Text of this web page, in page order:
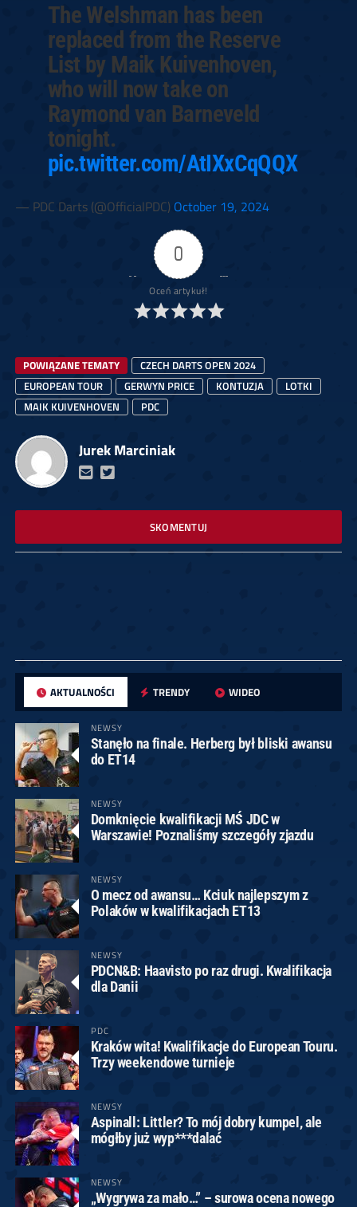
The Welshman has been
replaced from the Reserve
List by Maik Kuivenhoven,
who will now take on
Raymond van Barneveld
tonight.
pic.twitter.com/AtIXxCqQQX
— PDC Darts (@OfficialPDC) October 19, 2024
0
Oceń artykuł!
POWIĄZANE TEMATY
CZECH DARTS OPEN 2024
EUROPEAN TOUR
GERWYN PRICE KONTUZJA
LOTKI
MAIK KUIVENHOVEN
PDC
Jurek Marciniak
SKOMENTUJ
AKTUALNOŚCI TRENDY WIDEO
NEWSY
Stanęło na finale. Herberg był bliski awansu
do ET14
NEWSY
Domknięcie kwalifikacji MŚ JDC w
Warszawie! Poznaliśmy szczegóły zjazdu
NEWSY
O mecz od awansu… Kciuk najlepszym z
Polaków w kwalifikacjach ET13
NEWSY
PDCN&B: Haavisto po raz drugi. Kwalifikacja
dla Danii
PDC
Kraków wita! Kwalifikacje do European Touru.
Trzy weekendowe turnieje
NEWSY
Aspinall: Littler? To mój dobry kumpel, ale
mógłby już wyp***dalać
NEWSY
„Wygrywa za mało…” – surowa ocena nowego